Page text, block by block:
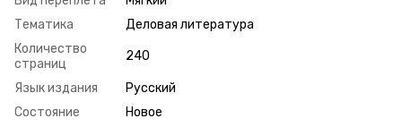
Тематика
Деловая литература
Количество
страниц
240
Язык издания
Русский
Состояние
Новое